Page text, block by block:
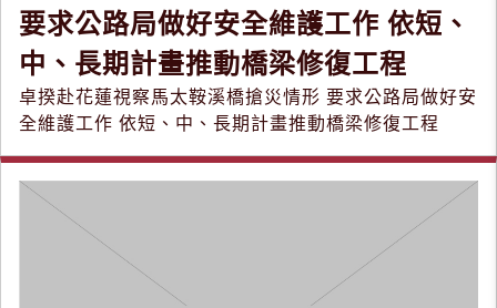
要求公路局做好安全維護工作 依短、
中、長期計畫推動橋梁修復工程
卓揆赴花蓮視察馬太鞍溪橋搶災情形 要求公路局做好安
全維護工作 依短、中、長期計畫推動橋梁修復工程